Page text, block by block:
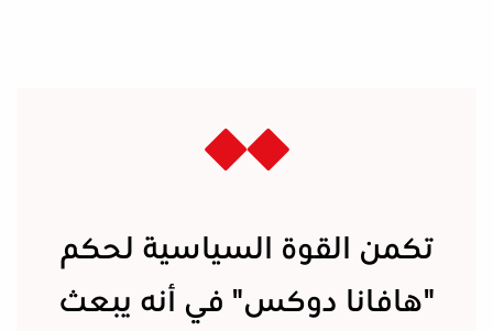
تكمن القوة السياسية لحكم
"هافانا دوكس" في أنه يبعث